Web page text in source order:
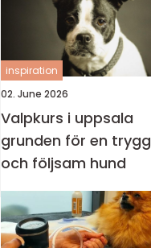
inspiration
02. June 2026
Valpkurs i uppsala
grunden för en trygg
och följsam hund